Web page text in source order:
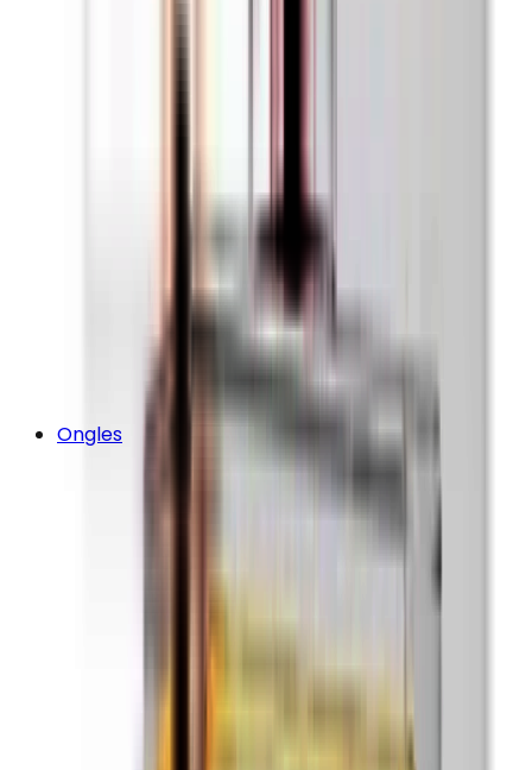
Ongles